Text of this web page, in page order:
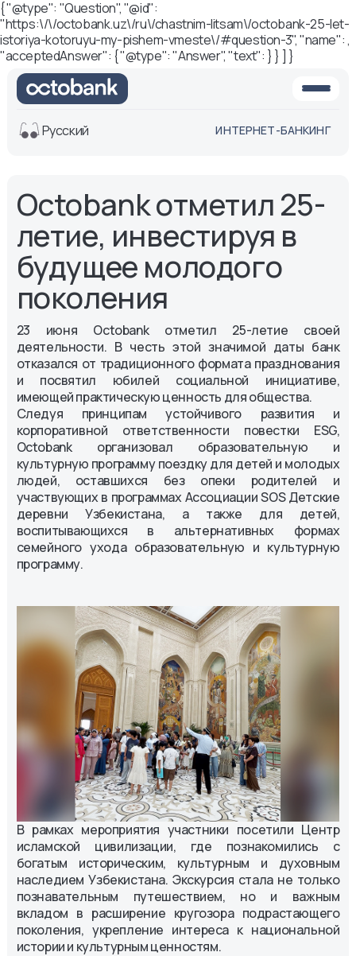
{ "@type": "Question", "@id":
"https:\/\/octobank.uz\/ru\/chastnim-litsam\/octobank-25-let-
istoriya-kotoruyu-my-pishem-vmeste\/#question-3", "name": ,
"acceptedAnswer": { "@type": "Answer", "text": } } ] }
Обычная
версия
Черно-
белая
версия
Озвучить
Размер шрифта
Aa -
Aa
Aa +
Русский ИНТЕРНЕТ-БАНКИНГ
Octobank отметил 25-
летие, инвестируя в
будущее молодого
поколения
23 июня Octobank отметил 25-летие своей
деятельности. В честь этой значимой даты банк
отказался от традиционного формата празднования
и посвятил юбилей социальной инициативе,
имеющей практическую ценность для общества.
Следуя принципам устойчивого развития и
корпоративной ответственности повестки ESG,
Octobank организовал образовательную и
культурную программу поездку для детей и молодых
людей, оставшихся без опеки родителей и
участвующих в программах Ассоциации SOS Детские
деревни Узбекистана, а также для детей,
воспитывающихся в альтернативных формах
семейного ухода образовательную и культурную
программу.
В рамках мероприятия участники посетили Центр
исламской цивилизации, где познакомились с
богатым историческим, культурным и духовным
наследием Узбекистана. Экскурсия стала не только
познавательным путешествием, но и важным
вкладом в расширение кругозора подрастающего
поколения, укрепление интереса к национальной
истории и культурным ценностям.